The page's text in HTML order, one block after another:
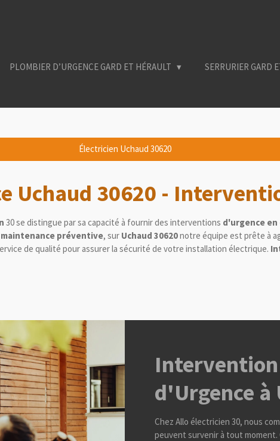
PLOMBIER D’URGENCE GARD ET HÉRAULT SERRURIER GARD
Électricien Uchaud 30620
Uchaud 30620 -
30 se distingue par sa capacité à fournir des interventions d'urgence
maintenance préventive, sur Uchaud 30620notre équipe est prête à
de qualité pour assurer la sécurité de votre installation électrique.
d'Urgence à
Chez Allo électricien 30, nous
peuvent survenir à tout